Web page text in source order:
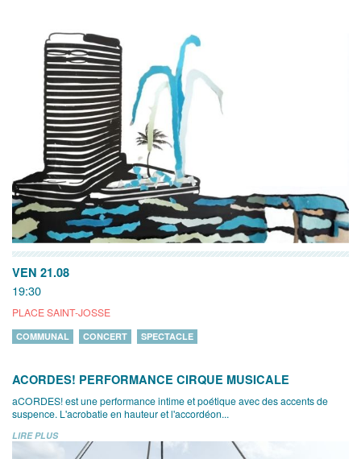
VEN 21.08
19:30
PLACE SAINT-JOSSE
COMMUNAL CONCERT SPECTACLE
ACORDES! PERFORMANCE CIRQUE MUSICALE
aCORDES! est une performance intime et poétique avec des accents de
suspence. L'acrobatie en hauteur et l'accordéon...
LIRE PLUS